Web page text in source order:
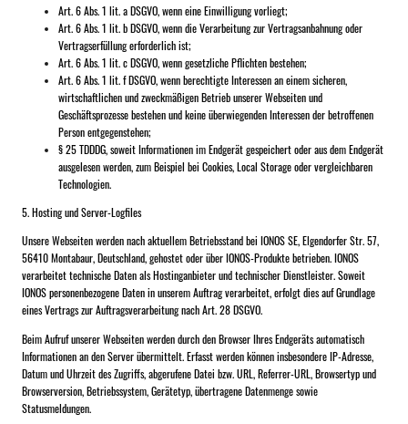
Art. 6 Abs. 1 lit. a DSGVO, wenn eine Einwilligung vorliegt;
Art. 6 Abs. 1 lit. b DSGVO, wenn die Verarbeitung zur Vertragsanbahnung oder
Vertragserfüllung erforderlich ist;
Art. 6 Abs. 1 lit. c DSGVO, wenn gesetzliche Pflichten bestehen;
Art. 6 Abs. 1 lit. f DSGVO, wenn berechtigte Interessen an einem sicheren,
wirtschaftlichen und zweckmäßigen Betrieb unserer Webseiten und
Geschäftsprozesse bestehen und keine überwiegenden Interessen der betroffenen
Person entgegenstehen;
§ 25 TDDDG, soweit Informationen im Endgerät gespeichert oder aus dem Endgerät
ausgelesen werden, zum Beispiel bei Cookies, Local Storage oder vergleichbaren
Technologien.
5. Hosting und Server-Logfiles
Unsere Webseiten werden nach aktuellem Betriebsstand bei IONOS SE, Elgendorfer Str. 57,
56410 Montabaur, Deutschland, gehostet oder über IONOS-Produkte betrieben. IONOS
verarbeitet technische Daten als Hostinganbieter und technischer Dienstleister. Soweit
IONOS personenbezogene Daten in unserem Auftrag verarbeitet, erfolgt dies auf Grundlage
eines Vertrags zur Auftragsverarbeitung nach Art. 28 DSGVO.
Beim Aufruf unserer Webseiten werden durch den Browser Ihres Endgeräts automatisch
Informationen an den Server übermittelt. Erfasst werden können insbesondere IP-Adresse,
Datum und Uhrzeit des Zugriffs, abgerufene Datei bzw. URL, Referrer-URL, Browsertyp und
Browserversion, Betriebssystem, Gerätetyp, übertragene Datenmenge sowie
Statusmeldungen.